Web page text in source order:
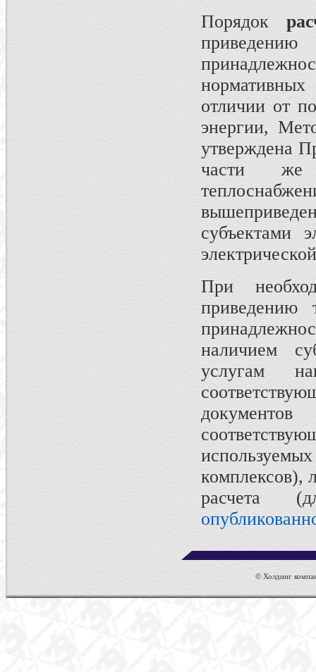
Порядок
отличии от
энергии,
утверждена
части же
субъектами
При
приведению
наличием
услугам
документов
комплексов),
расчета
© Холдинг